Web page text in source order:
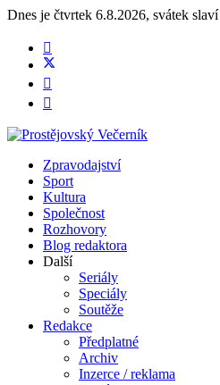
Dnes je čtvrtek 6.8.2026, svátek slaví
Zpravodajství
Sport
Kultura
Společnost
Rozhovory
Blog redaktora
Další
Seriály
Speciály
Soutěže
Redakce
Předplatné
Archiv
Inzerce / reklama